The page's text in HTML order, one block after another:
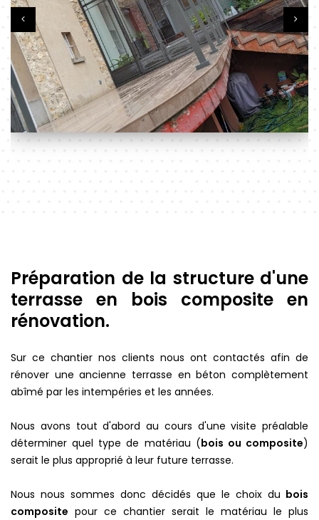
Préparation de la structure d'une
terrasse en bois composite en
rénovation.
Sur ce chantier nos clients nous ont contactés afin de
rénover une ancienne terrasse en béton complètement
abîmé par les intempéries et les années.
Nous avons tout d'abord au cours d'une visite préalable
déterminer quel type de matériau (bois ou composite)
serait le plus approprié à leur future terrasse.
Nous nous sommes donc décidés que le choix du bois
composite pour ce chantier serait le matériau le plus